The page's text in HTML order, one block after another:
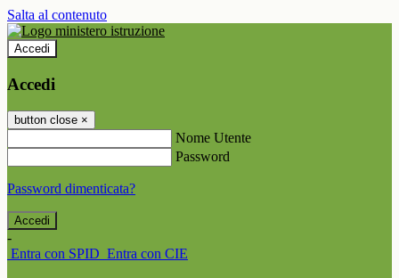
Salta al contenuto
Accedi
Accedi
button close ×
Nome Utente
Password
Password dimenticata?
-
Entra con SPID Entra con CIE